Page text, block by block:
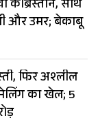
कब्रिस्तान, साथ
और उमर; बेकाबू
फिर अश्लील
का खेल; 5